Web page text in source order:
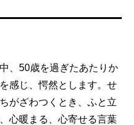
、50歳を過ぎたあたりか
感じ、愕然とします。せ
がざわつくとき、ふと立
心暖まる、心寄せる言葉